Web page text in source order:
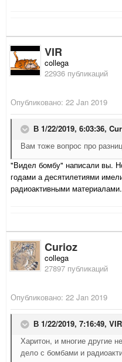
VIR
collega
22936 публикаций
Опубликовано: 22 Jan 2019
В 1/22/2019, 6:03:36,
Вам тоже вопрос про
"Видел бомбу" написали вы.
годами а десятилетиями
радиоактивными
Curioz
collega
27897 публикаций
Опубликовано: 22 Jan 2019
В 1/22/2019, 7:16:49, VIR
Харитон, и многие другие
дело с бомбами и